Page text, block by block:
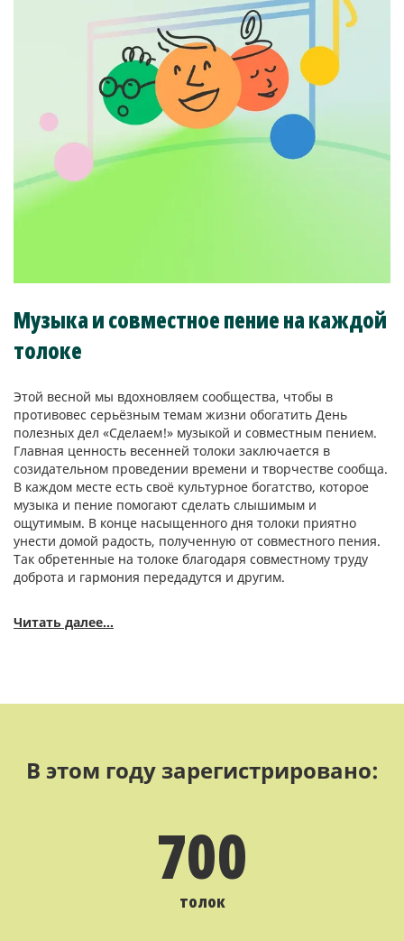
Музыка и совместное пение на каждой
толоке
Этой весной мы вдохновляем сообщества, чтобы в
противовес серьёзным темам жизни обогатить День
полезных дел «Сделаем!» музыкой и совместным пением.
Главная ценность весенней толоки заключается в
созидательном проведении времени и творчестве сообща.
В каждом месте есть своё культурное богатство, которое
музыка и пение помогают сделать слышимым и
ощутимым. В конце насыщенного дня толоки приятно
унести домой радость, полученную от совместного пения.
Так обретенные на толоке благодаря совместному труду
доброта и гармония передадутся и другим.
Читать далее...
В этом году зарегистрировано:
700
толок